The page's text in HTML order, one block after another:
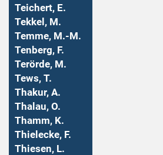
Teichert, E.
Tekkel, M.
Temme, M.-M.
Tenberg, F.
Terörde, M.
Tews, T.
Thakur, A.
Thalau, O.
Thamm, K.
Thielecke, F.
Thiesen, L.